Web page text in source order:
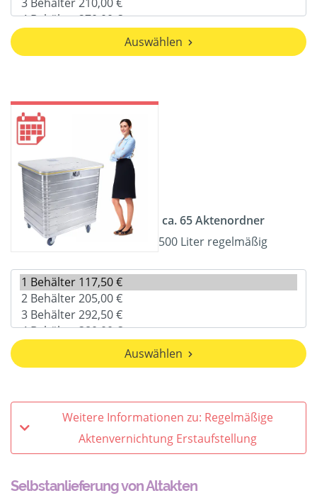
Auswählen
ca. 65 Aktenordner
500 Liter regelmäßig
Auswählen
Weitere Informationen zu: Regelmäßige
Aktenvernichtung Erstaufstellung
Selbstanlieferung von Altakten